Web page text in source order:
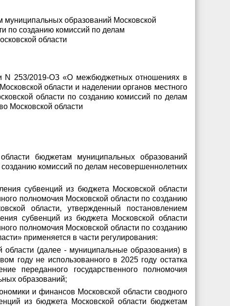
образований Московской
по созданию комиссий по делам
области
N 253/2019-ОЗ «О межбюджетных отношениях в
области и наделении органов местного
области по созданию комиссий по делам
Московской области
бюджетам муниципальных образований
созданию комиссий по делам несовершеннолетних
субвенций из бюджета Московской области
полномочия Московской области по созданию
области, утвержденный постановлением
субвенций из бюджета Московской области
полномочия Московской области по созданию
применяется в части регулирования:
области (далее - муниципальные образования) в
году не использованного в 2025 году остатка
переданного государственного полномочия
образований;
и финансов Московской области сводного
из бюджета Московской области бюджетам